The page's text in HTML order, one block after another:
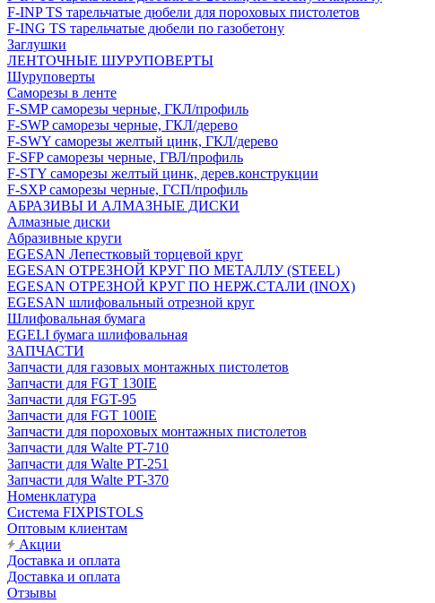
F-INP TS тарельчатые дюбели для пороховых пистолетов
F-ING TS тарельчатые дюбели по газобетону
Заглушки
ЛЕНТОЧНЫЕ ШУРУПОВЕРТЫ
Шуруповерты
Саморезы в ленте
F-SMP саморезы черные, ГКЛ/профиль
F-SWP саморезы черные, ГКЛ/дерево
F-SWY саморезы желтый цинк, ГКЛ/дерево
F-SFP саморезы черные, ГВЛ/профиль
F-STY саморезы желтый цинк, дерев.конструкции
F-SXP саморезы черные, ГСП/профиль
АБРАЗИВЫ И АЛМАЗНЫЕ ДИСКИ
Алмазные диски
Абразивные круги
EGESAN Лепестковый торцевой круг
EGESAN ОТРЕЗНОЙ КРУГ ПО МЕТАЛЛУ (STEEL)
EGESAN ОТРЕЗНОЙ КРУГ ПО НЕРЖ.СТАЛИ (INOX)
EGESAN шлифовальный отрезной круг
Шлифовальная бумага
EGELI бумага шлифовальная
ЗАПЧАСТИ
Запчасти для газовых монтажных пистолетов
Запчасти для FGT 130IE
Запчасти для FGT-95
Запчасти для FGT 100IE
Запчасти для пороховых монтажных пистолетов
Запчасти для Walte PT-710
Запчасти для Walte PT-251
Запчасти для Walte PT-370
Номенклатура
Система FIXPISTOLS
Оптовым клиентам
Акции
Доставка и оплата
Доставка и оплата
Отзывы